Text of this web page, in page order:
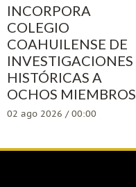
INCORPORA
COLEGIO
COAHUILENSE DE
INVESTIGACIONES
HISTÓRICAS A
OCHOS MIEMBROS
02 ago 2026 / 00:00